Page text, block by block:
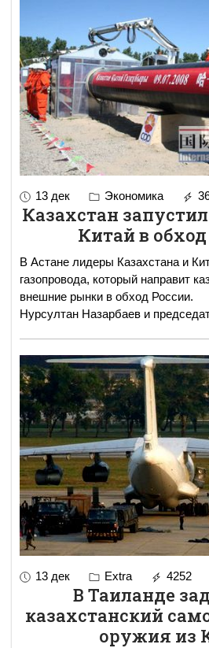
13 дек Экономика
Казахстан
Китай в
В Астане лидеры Казахстана и
газопровода, который направит
внешние рынки в обход России. Президент Казахстана
Нурсултан Назарбаев и
13 дек Extra 4252
В Таиланде
казахстанский
оружия из